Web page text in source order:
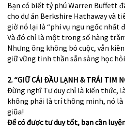
Bạn có biết tỷ phú Warren Buffett
cho dự án Berkshire Hathaway và
giờ nó lại là “phi vụ ngu ngốc nhất
Và đó chỉ là một trong số hàng
Nhưng ông không bỏ cuộc, vẫn
giữ vững tinh thần sẵn sàng học
2. “GIỮ CÁI ĐẦU LẠNH & TRÁI TIM
Đừng nghĩ Tư duy chỉ là kiến thức,
không phải là trí thông minh, nó là
giũa!
Để có được tư duy tốt, bạn cần